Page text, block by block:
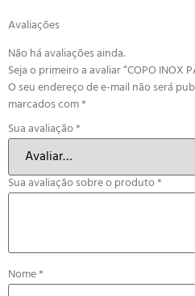
Avaliações
Não há avaliações ainda.
Seja o primeiro a avaliar “COPO INOX
O seu endereço de e-mail não será
marcados com*
Sua avaliação*
Sua avaliação sobre o produto*
Nome*